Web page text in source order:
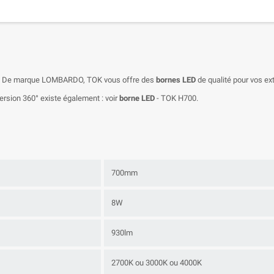
marque LOMBARDO, TOK vous offre des bornes LED de qualité pour vos
360° existe également : voir borne LED - TOK H700.
700mm
8W
930lm
2700K ou 3000K ou 4000K